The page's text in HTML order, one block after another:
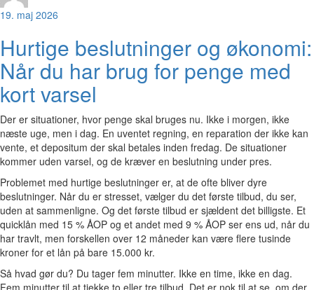
19. maj 2026
Hurtige beslutninger og økonomi:
Når du har brug for penge med
kort varsel
Der er situationer, hvor penge skal bruges nu. Ikke i morgen, ikke
næste uge, men i dag. En uventet regning, en reparation der ikke kan
vente, et depositum der skal betales inden fredag. De situationer
kommer uden varsel, og de kræver en beslutning under pres.
Problemet med hurtige beslutninger er, at de ofte bliver dyre
beslutninger. Når du er stresset, vælger du det første tilbud, du ser,
uden at sammenligne. Og det første tilbud er sjældent det billigste. Et
quicklån med 15 % ÅOP og et andet med 9 % ÅOP ser ens ud, når du
har travlt, men forskellen over 12 måneder kan være flere tusinde
kroner for et lån på bare 15.000 kr.
Så hvad gør du? Du tager fem minutter. Ikke en time, ikke en dag.
Fem minutter til at tjekke to eller tre tilbud. Det er nok til at se, om der